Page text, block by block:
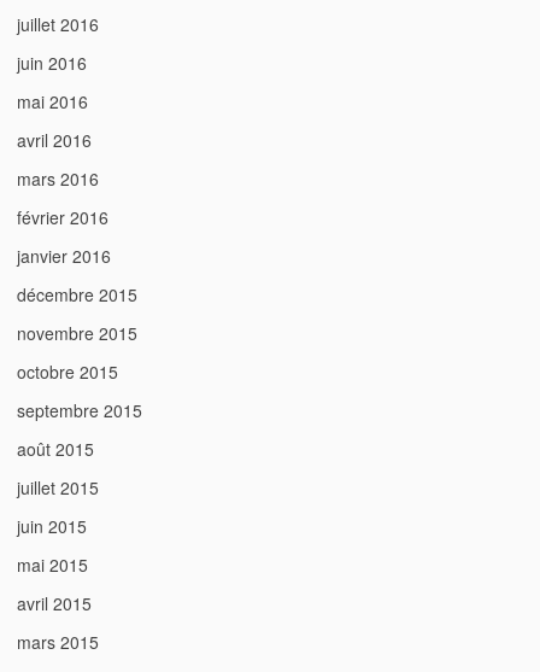
juillet 2016
juin 2016
mai 2016
avril 2016
mars 2016
février 2016
janvier 2016
décembre 2015
novembre 2015
octobre 2015
septembre 2015
août 2015
juillet 2015
juin 2015
mai 2015
avril 2015
mars 2015